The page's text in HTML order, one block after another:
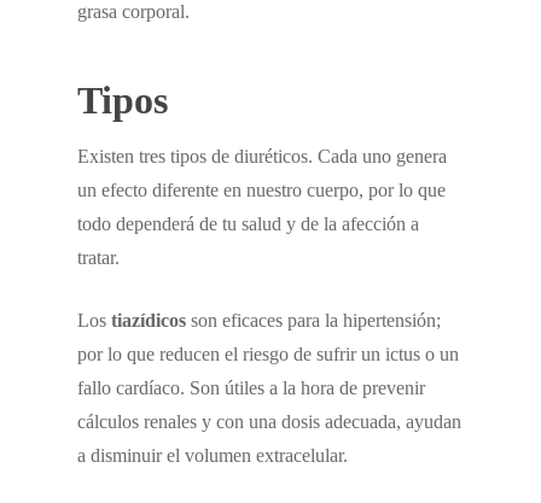
grasa corporal.
Tipos
Existen tres tipos de diuréticos. Cada uno genera
un efecto diferente en nuestro cuerpo, por lo que
todo dependerá de tu salud y de la afección a
tratar.
Los tiazídicos son eficaces para la hipertensión;
por lo que reducen el riesgo de sufrir un ictus o un
fallo cardíaco. Son útiles a la hora de prevenir
cálculos renales y con una dosis adecuada, ayudan
a disminuir el volumen extracelular.